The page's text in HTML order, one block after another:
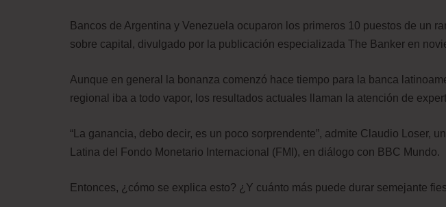
Bancos de Argentina y Venezuela ocuparon los primeros 10 puestos de un
sobre capital, divulgado por la publicación especializada The Banker en
Aunque en general la bonanza comenzó hace tiempo para la banca
regional iba a todo vapor, los resultados actuales llaman la atención de
“La ganancia, debo decir, es un poco sorprendente”, admite Claudio Loser,
Latina del Fondo Monetario Internacional (FMI), en diálogo con BBC Mundo.
Entonces, ¿cómo se explica esto? ¿Y cuánto más puede durar semejante